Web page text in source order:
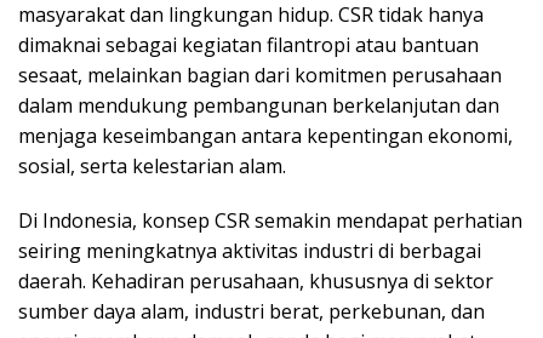
masyarakat dan lingkungan hidup. CSR tidak hanya
dimaknai sebagai kegiatan filantropi atau bantuan
sesaat, melainkan bagian dari komitmen perusahaan
dalam mendukung pembangunan berkelanjutan dan
menjaga keseimbangan antara kepentingan ekonomi,
sosial, serta kelestarian alam.
Di Indonesia, konsep CSR semakin mendapat perhatian
seiring meningkatnya aktivitas industri di berbagai
daerah. Kehadiran perusahaan, khususnya di sektor
sumber daya alam, industri berat, perkebunan, dan